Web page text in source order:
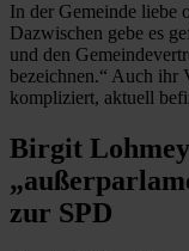
In der Gemeinde liebe
Dazwischen gebe es
und den
bezeichnen.“ Auch ihr
kompliziert, aktuell
Birgit
zur SPD